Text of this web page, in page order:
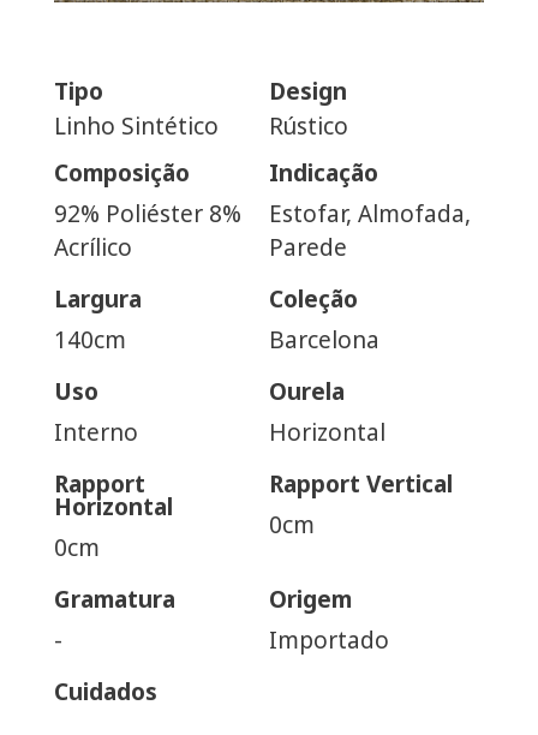
Tipo
Linho Sintético
Design
Rústico
Composição
92% Poliéster 8%
Acrílico
Indicação
Estofar, Almofada,
Parede
Largura
140cm
Coleção
Barcelona
Uso
Interno
Ourela
Horizontal
Rapport
Horizontal
0cm
Rapport Vertical
0cm
Gramatura
-
Origem
Importado
Cuidados